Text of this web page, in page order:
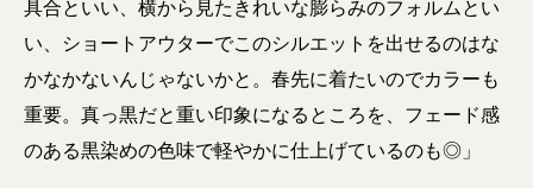
具合といい、横から見たきれいな膨らみのフォルムとい
い、ショートアウターでこのシルエットを出せるのはな
かなかないんじゃないかと。春先に着たいのでカラーも
重要。真っ黒だと重い印象になるところを、フェード感
のある黒染めの色味で軽やかに仕上げているのも◎」